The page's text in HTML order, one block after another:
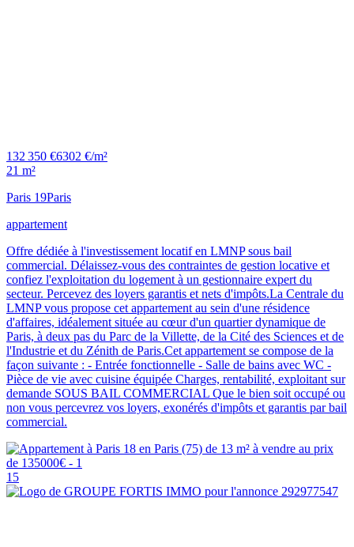
132 350 €6302 €/m²
21 m²
Paris 19Paris
appartement
Offre dédiée à l'investissement locatif en LMNP sous bail
commercial. Délaissez-vous des contraintes de gestion locative et
confiez l'exploitation du logement à un gestionnaire expert du
secteur. Percevez des loyers garantis et nets d'impôts.La Centrale du
LMNP vous propose cet appartement au sein d'une résidence
d'affaires, idéalement située au cœur d'un quartier dynamique de
Paris, à deux pas du Parc de la Villette, de la Cité des Sciences et de
l'Industrie et du Zénith de Paris.Cet appartement se compose de la
façon suivante : - Entrée fonctionnelle - Salle de bains avec WC -
Pièce de vie avec cuisine équipée Charges, rentabilité, exploitant sur
demande SOUS BAIL COMMERCIAL Que le bien soit occupé ou
non vous percevrez vos loyers, exonérés d'impôts et garantis par bail
commercial.
15